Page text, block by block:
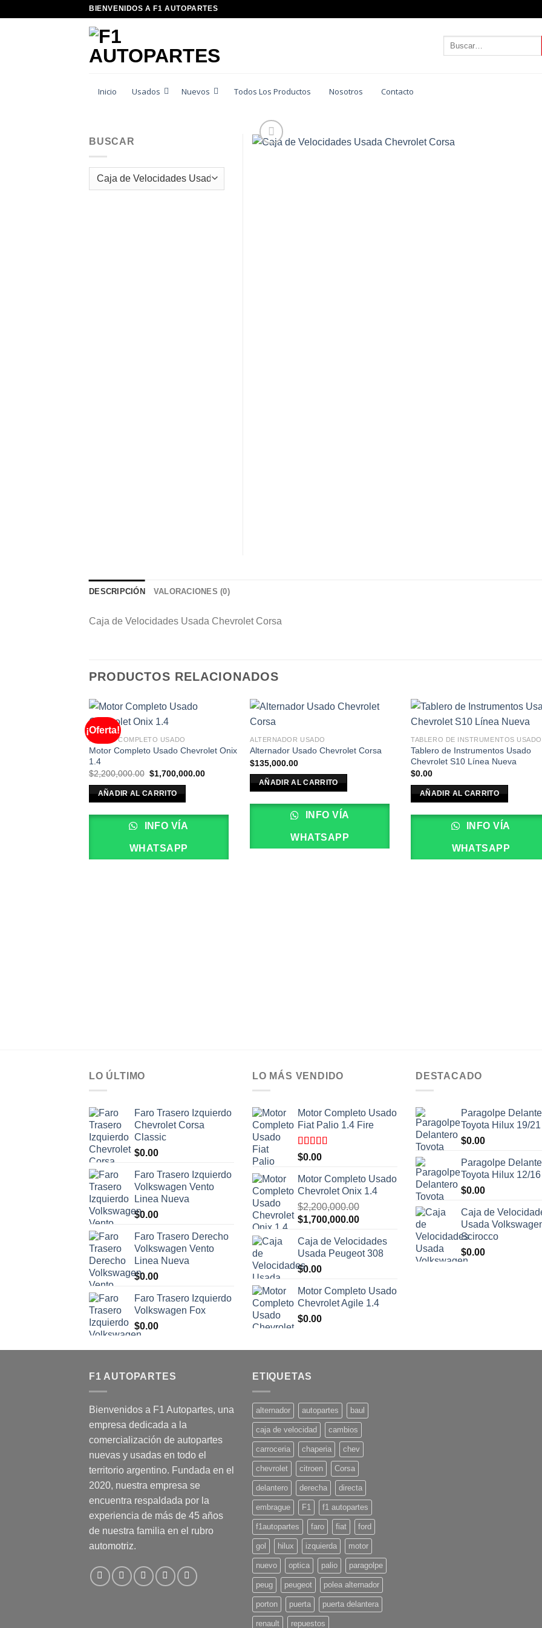
BIENVENIDOS A F1 AUTOPARTES
Buscar
Inicio Usados Nuevos Todos Los Productos Nosotros Contacto
BUSCAR
DESCRIPCIÓN VALORACIONES (0)
Caja de Velocidades Usada Chevrolet Corsa
PRODUCTOS RELACIONADOS
¡Oferta!
MOTOR COMPLETO USADO
Motor Completo Usado Chevrolet Onix
1.4
$2,200,000.00 El
original
era:
$1,700,000.00El
$1,700,000.00.
AÑADIR AL CARRITO
INFO VÍA
WHATSAPP
ALTERNADOR USADO
Alternador Usado Chevrolet Corsa
$135,000.00
AÑADIR AL CARRITO
INFO VÍA
WHATSAPP
TABLERO DE INSTRUMENTOS USADO
Tablero de Instrumentos Usado
Chevrolet S10 Línea Nueva
$0.00
AÑADIR AL CARRITO
INFO VÍA
WHATSAPP
LO ÚLTIMO
Faro Trasero Izquierdo
Chevrolet Corsa
Classic
$0.00
Faro Trasero Izquierdo
Volkswagen Vento
Linea Nueva
$0.00
Faro Trasero Derecho
Volkswagen Vento
Linea Nueva
$0.00
Faro Trasero Izquierdo
Volkswagen Fox
$0.00
LO MÁS VENDIDO
Motor Completo Usado
Fiat Palio 1.4 Fire
Valorado
con
de 5
$0.00
Motor Completo Usado
Chevrolet Onix 1.4
$2,200,000.00
El
original
era:
$2,200,000.00.
$1,700,000.00El
actual
es:
Caja de Velocidades
Usada Peugeot 308
$0.00
Motor Completo Usado
Chevrolet Agile 1.4
$0.00
DESTACADO
Paragolpe
Toyota Hilux 19/21
$0.00
Paragolpe
Toyota Hilux 12/16
$0.00
Caja de
Usada
Scirocco
$0.00
F1 AUTOPARTES
Bienvenidos a F1 Autopartes, una
empresa dedicada a la
comercialización de autopartes
nuevas y usadas en todo el
territorio argentino. Fundada en el
2020, nuestra empresa se
encuentra respaldada por la
experiencia de más de 45 años
de nuestra familia en el rubro
automotriz.
ETIQUETAS
alternador autopartes baul
caja de velocidad cambios
carroceria chaperia chev
chevrolet citroen Corsa
delantero derecha directa
embrague F1 f1 autopartes
f1autopartes faro fiat ford
gol hilux izquierda motor
nuevo optica palio paragolpe
peug peugeot polea alternador
porton puerta puerta delantera
renault repuestos